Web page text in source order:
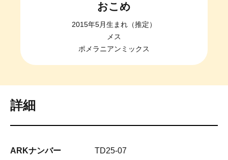
おこめ
2015年5月生まれ（推定）
メス
ポメラニアンミックス
詳細
ARKナンバー TD25-07